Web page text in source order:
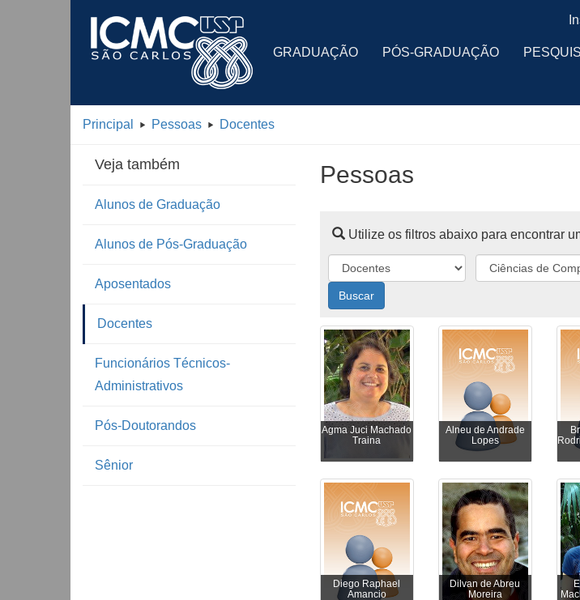
GRADUAÇÃO PÓS-GRADUAÇÃO
Principal Pessoas Docentes
Veja também
Alunos de Graduação
Alunos de Pós-Graduação
Aposentados
Docentes
Funcionários Técnicos-
Administrativos
Pós-Doutorandos
Sênior
Pessoas
Utilize os filtros abaixo para encontrar
Buscar
Agma Juci Machado
Traina
Alneu de Andrade
Lopes
Diego Raphael
Amancio
Dilvan de Abreu
Moreira